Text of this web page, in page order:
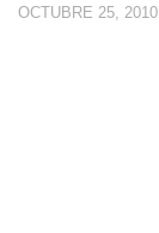
OCTUBRE 25, 2010